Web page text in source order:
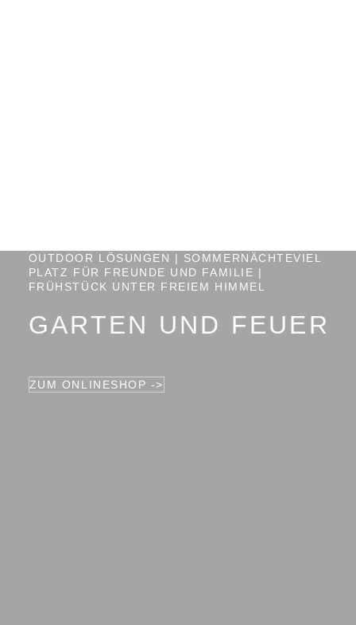
OUTDOOR LÖSUNGEN | SOMMERNÄCHTEVIEL
PLATZ FÜR FREUNDE UND FAMILIE |
FRÜHSTÜCK UNTER FREIEM HIMMEL
GARTEN UND FEUER
ZUM ONLINESHOP ->